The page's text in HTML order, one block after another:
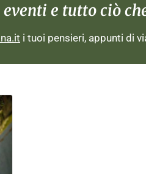
e tutto ciò
i tuoi pensieri, appunti di